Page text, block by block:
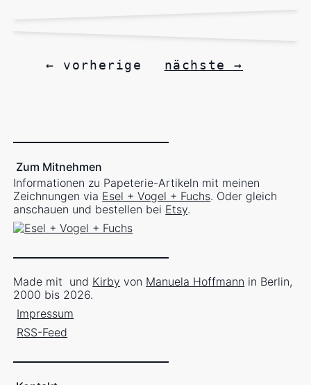
← vorherige nächste →
Zum Mitnehmen
Informationen zu Papeterie-Artikeln mit meinen
Zeichnungen via Esel + Vogel + Fuchs. Oder gleich
anschauen und bestellen bei Etsy.
Made mit und Kirby von Manuela Hoffmann in Berlin,
2000 bis 2026.
Impressum
RSS-Feed